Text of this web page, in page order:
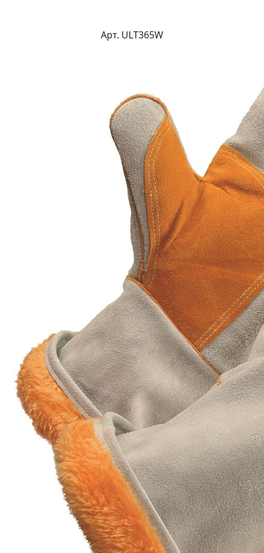
Арт. ULT365W